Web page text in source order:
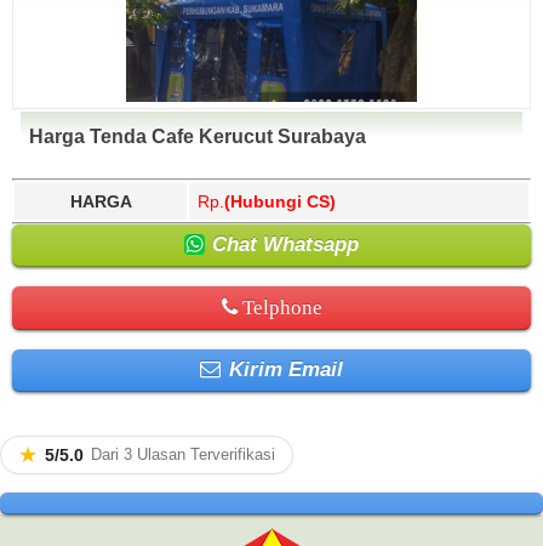
Harga Tenda Cafe Kerucut Surabaya
HARGA Rp. (Hubungi CS)
Chat Whatsapp
Telphone
Kirim Email
★ 5/5.0 Dari 3 Ulasan Terverifikasi